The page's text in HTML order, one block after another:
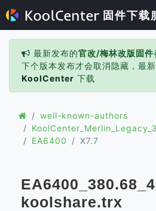
固件下载
最新发布的官改/梅林改版固件
下个版本发布才会取消隐藏，最
KoolCenter 下载
well-known-authors
EA6400
X7.7
koolshare.trx